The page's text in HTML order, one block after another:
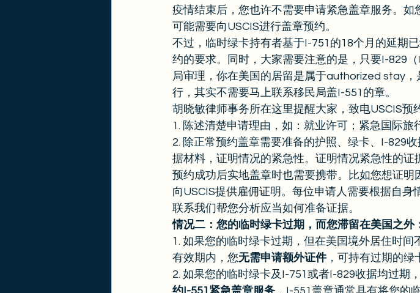
疫情结束后，您也许不需要申请紧急盖章服务。
可能需要向USCIS进行盖章预约。
不过，临时绿卡持有者基于I-751的18个月的延期
约的要求。同时，大家需要注意的是，只要I-829
局审理，你在美国的居留是属于authorized stay
行，其实不需要马上联系移民局盖I-551的章。
胡晓敏律师事务所在这里提醒大家，致电USCIS预
1. 陈述清楚申请理由，如：就业许可；紧急国际旅
2. 除正常预约盖章需要准备的护照、绿卡、I-829
据材料，证明情况的紧急性。证明情况紧急性的
预约成功后实地盖章时也需要携带。比如您想证
向USCIS提供雇佣证明。每位申请人需要根据自
联系我们帮您分析应当如何准备证据。
情况二：您的临时绿卡过期，而您滞留在美国之外
1. 如果您的临时绿卡过期，但在美国境外居住时
有效期内，您无需申请额外证件，可持有过期的绿
2. 如果您的临时绿卡及I-751或者I-829收据均过期，